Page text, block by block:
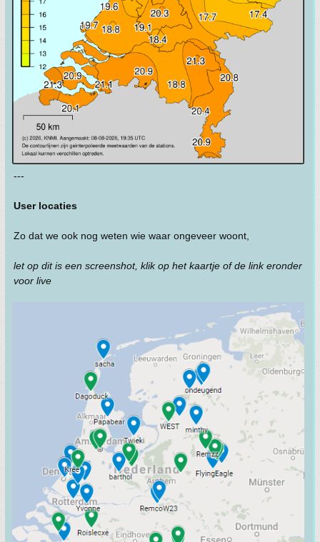
---
User locaties
Zo dat we ook nog weten wie waar ongeveer woont,
let op dit is een screenshot, klik op het kaartje of de link eronder
voor live